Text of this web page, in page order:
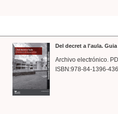
Del decret a l'aula.
Archivo electrónico.
ISBN:978-84-1396-